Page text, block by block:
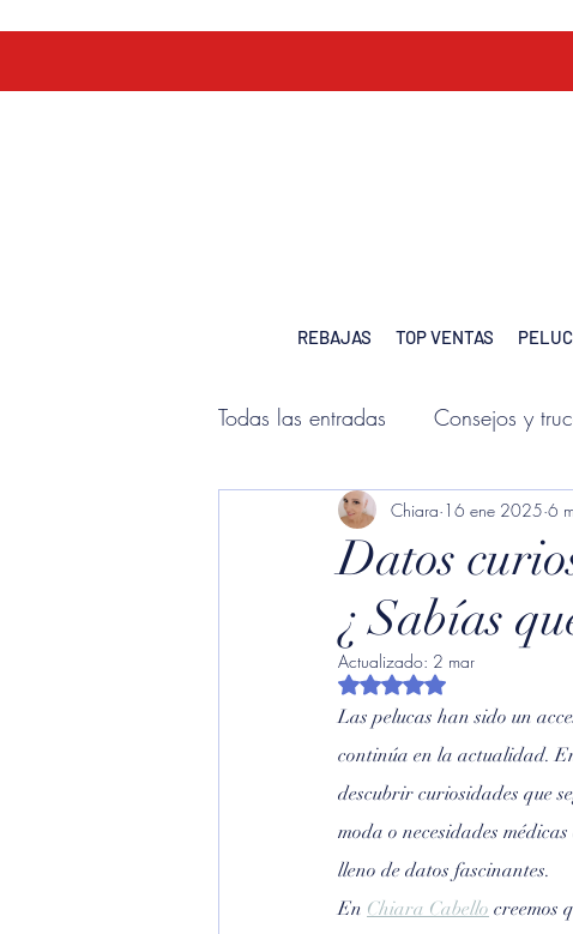
REBAJAS TOP VENTAS
Todas las entradas Consejos y
Datos
¿ Sabías
Chiara 16 ene 2025 6
Actualizado: 2 mar
Obtuvo NaN de 5
Las pelucas han sido un
continúa en la actualidad.
descubrir curiosidades que
moda o necesidades
lleno de datos fascinantes.
En Chiara Cabello creemos